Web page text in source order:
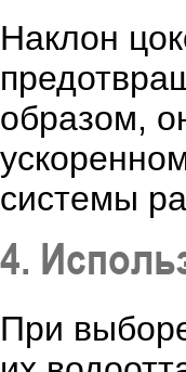
Наклон
образом,
системы
4.
При